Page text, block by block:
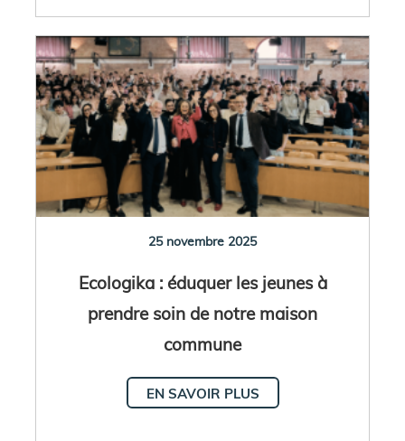
25 novembre 2025
Ecologika : éduquer les jeunes à
prendre soin de notre maison
commune
EN SAVOIR PLUS